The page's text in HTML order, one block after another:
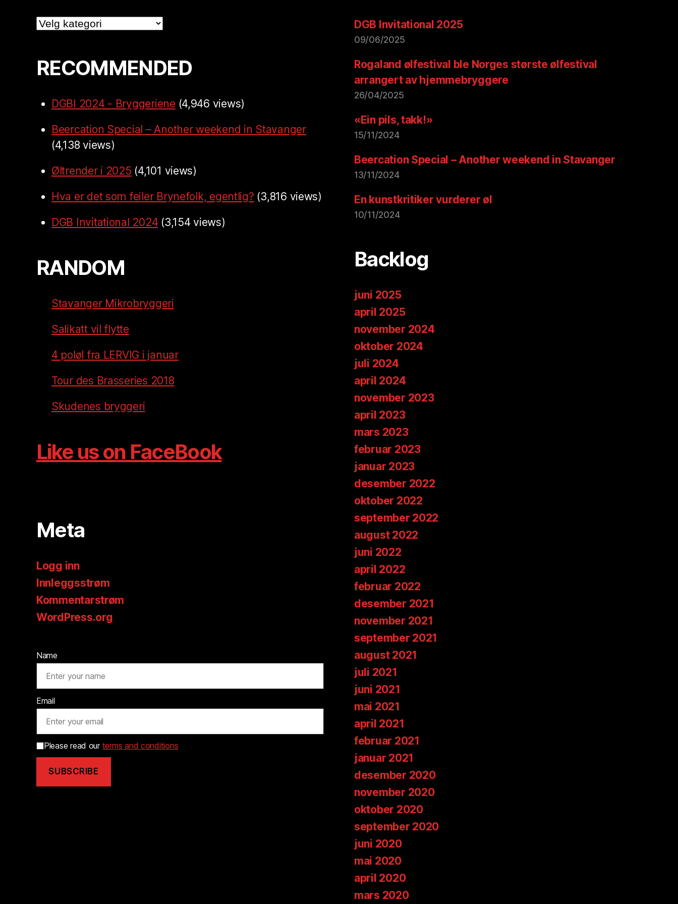
Categories
RECOMMENDED
DGBI 2024 - Bryggeriene (4,946 views)
Beercation Special – Another weekend in Stavanger
(4,138 views)
Øltrender i 2025 (4,101 views)
Hva er det som feiler Brynefolk, egentlig? (3,816 views)
DGB Invitational 2024 (3,154 views)
RANDOM
Stavanger Mikrobryggeri
Salikatt vil flytte
4 poløl fra LERVIG i januar
Tour des Brasseries 2018
Skudenes bryggeri
Like us on FaceBook
Meta
Logg inn
Innleggsstrøm
Kommentarstrøm
WordPress.org
Name
Email
Please read our terms and conditions
DGB Invitational 2025
09/06/2025
Rogaland ølfestival ble Norges største ølfestival
arrangert av hjemmebryggere
26/04/2025
«Ein pils, takk!»
15/11/2024
Beercation Special – Another weekend in Stavanger
13/11/2024
En kunstkritiker vurderer øl
10/11/2024
Backlog
juni 2025
april 2025
november 2024
oktober 2024
juli 2024
april 2024
november 2023
april 2023
mars 2023
februar 2023
januar 2023
desember 2022
oktober 2022
september 2022
august 2022
juni 2022
april 2022
februar 2022
desember 2021
november 2021
september 2021
august 2021
juli 2021
juni 2021
mai 2021
april 2021
februar 2021
januar 2021
desember 2020
november 2020
oktober 2020
september 2020
juni 2020
mai 2020
april 2020
mars 2020